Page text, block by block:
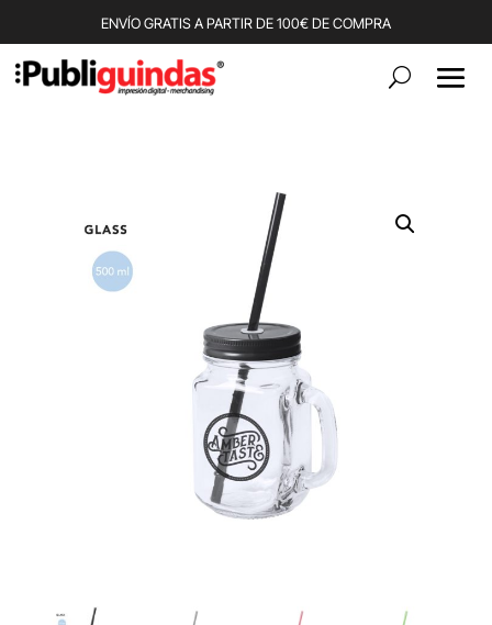
ENVÍO GRATIS A PARTIR DE 100€ DE COMPRA